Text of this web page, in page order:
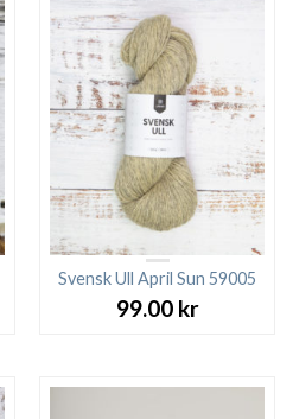
Svensk Ull April Sun 59005
99.00 kr